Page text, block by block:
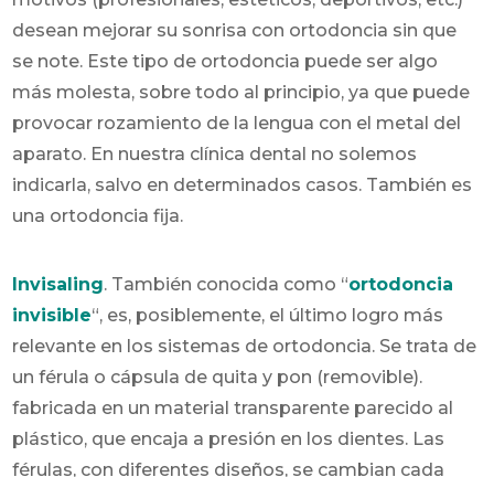
desean mejorar su sonrisa con ortodoncia sin que
se note. Este tipo de ortodoncia puede ser algo
más molesta, sobre todo al principio, ya que puede
provocar rozamiento de la lengua con el metal del
aparato. En nuestra clínica dental no solemos
indicarla, salvo en determinados casos. También es
una ortodoncia fija.
Invisaling. También conocida como “ortodoncia
invisible“, es, posiblemente, el último logro más
relevante en los sistemas de ortodoncia. Se trata de
un férula o cápsula de quita y pon (removible).
fabricada en un material transparente parecido al
plástico, que encaja a presión en los dientes. Las
férulas, con diferentes diseños, se cambian cada